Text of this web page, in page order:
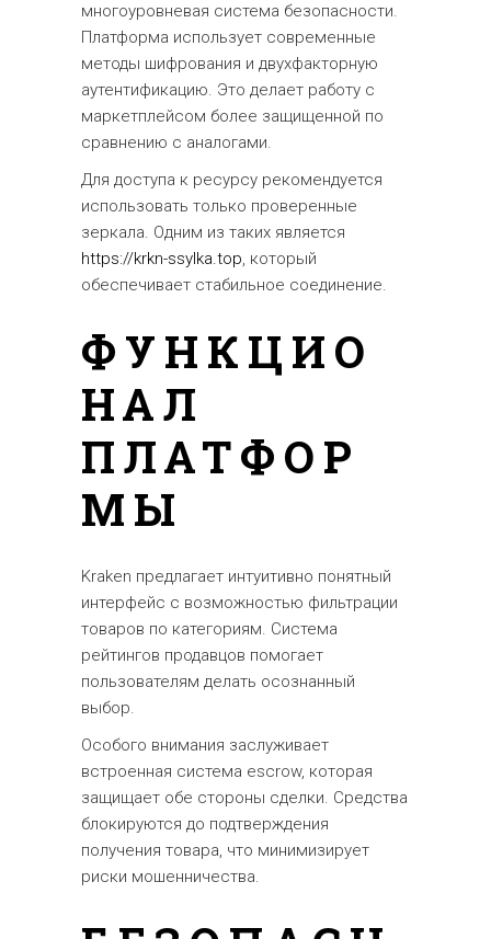
многоуровневая система безопасности.
Платформа использует современные
методы шифрования и двухфакторную
аутентификацию. Это делает работу с
маркетплейсом более защищенной по
сравнению с аналогами.
Для доступа к ресурсу рекомендуется
использовать только проверенные
зеркала. Одним из таких является
https://krkn-ssylka.top, который
обеспечивает стабильное соединение.
ФУНКЦИО
НАЛ
ПЛАТФОР
МЫ
Kraken предлагает интуитивно понятный
интерфейс с возможностью фильтрации
товаров по категориям. Система
рейтингов продавцов помогает
пользователям делать осознанный
выбор.
Особого внимания заслуживает
встроенная система escrow, которая
защищает обе стороны сделки. Средства
блокируются до подтверждения
получения товара, что минимизирует
риски мошенничества.